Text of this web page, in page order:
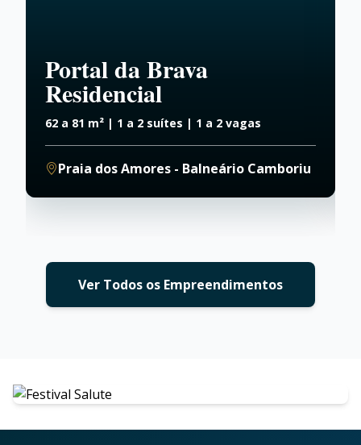
Portal da Brava
Residencial
62 a 81 m² | 1 a 2 suítes | 1 a 2 vagas
Praia dos Amores - Balneário Camboriu
Ver Todos os Empreendimentos